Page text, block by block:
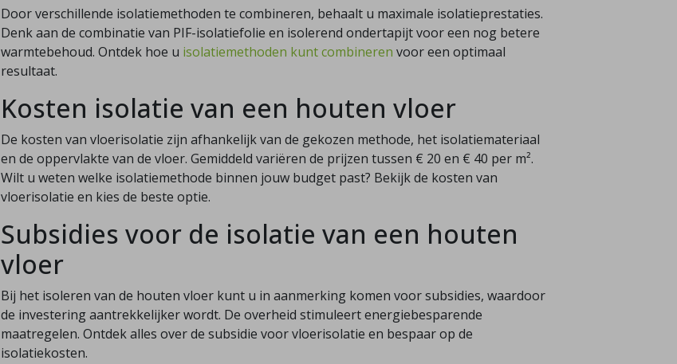
Door verschillende isolatiemethoden te combineren, behaalt u maximale isolatieprestaties.
Denk aan de combinatie van PIF-isolatiefolie en isolerend ondertapijt voor een nog betere
warmtebehoud. Ontdek hoe u isolatiemethoden kunt combineren voor een optimaal
resultaat.
Kosten isolatie van een houten vloer
De kosten van vloerisolatie zijn afhankelijk van de gekozen methode, het isolatiemateriaal
en de oppervlakte van de vloer. Gemiddeld variëren de prijzen tussen € 20 en € 40 per m².
Wilt u weten welke isolatiemethode binnen jouw budget past? Bekijk de kosten van
vloerisolatie en kies de beste optie.
Subsidies voor de isolatie van een houten
vloer
Bij het isoleren van de houten vloer kunt u in aanmerking komen voor subsidies, waardoor
de investering aantrekkelijker wordt. De overheid stimuleert energiebesparende
maatregelen. Ontdek alles over de subsidie voor vloerisolatie en bespaar op de
isolatiekosten.